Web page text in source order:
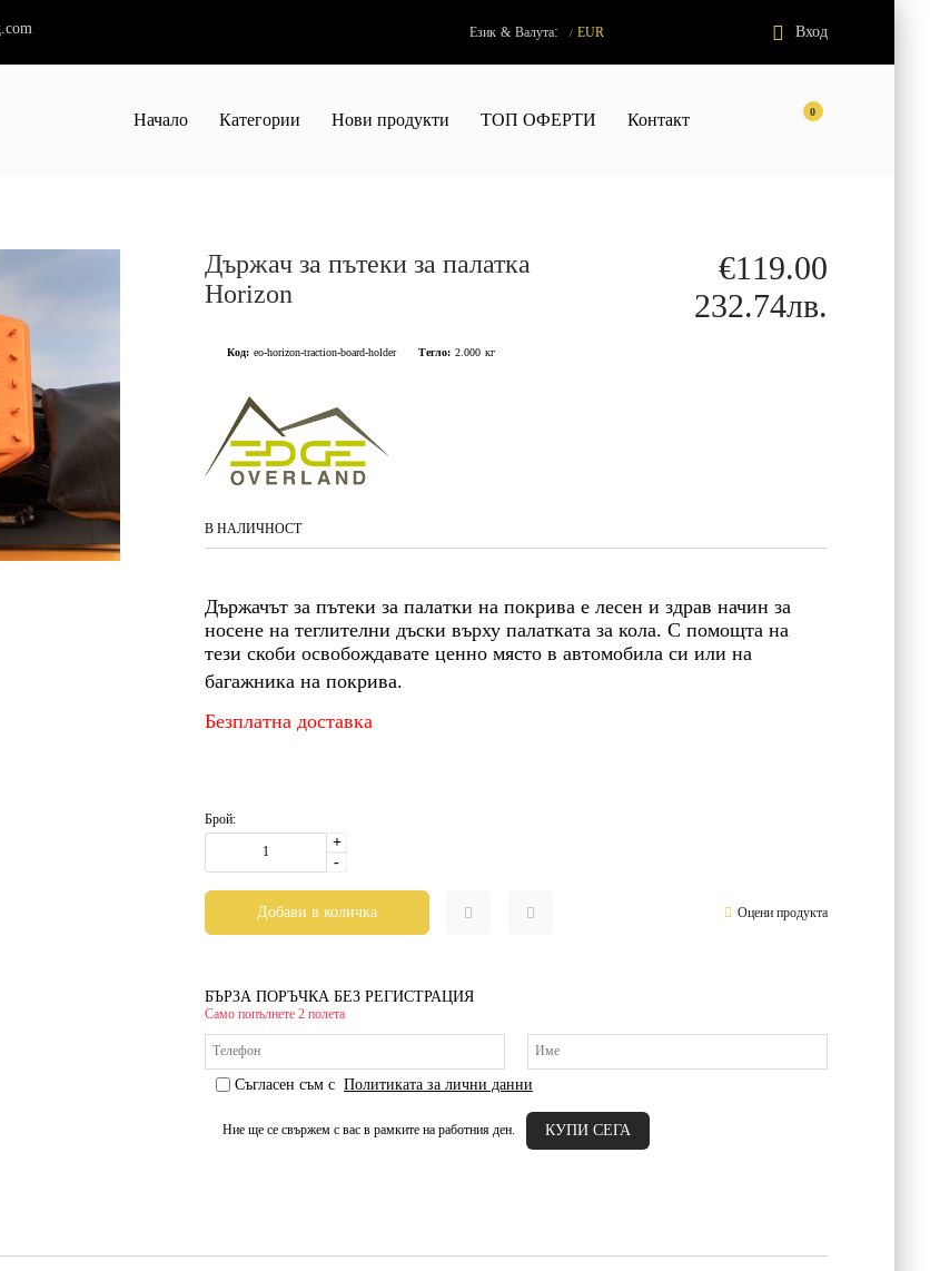
Език & Валута: / EUR Вход
0
Начало Категории Нови продукти ТОП ОФЕРТИ Контакт
Държач за пътеки за палатка
Horizon
€119.00
232.74лв.
Код: eo-horizon-traction-board-holder Тегло: 2.000 кг
В НАЛИЧНОСТ
Държачът за пътеки за палатки на покрива е лесен и здрав начин за
носене на теглителни дъски върху палатката за кола. С помощта на
тези скоби освобождавате ценно място в автомобила си или на
багажника на покрива.
Безплатна доставка
Брой:
+
-
Оцени продукта
БЪРЗА ПОРЪЧКА БЕЗ РЕГИСТРАЦИЯ
Само попълнете 2 полета
Съгласен съм с Политиката за лични данни
Ние ще се свържем с вас в рамките на работния ден.